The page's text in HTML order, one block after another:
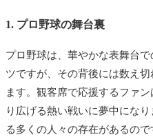
1. プロ野球の舞台裏
プロ野球は、華やかな表舞台
ツですが、その背後には数え
ます。観客席で応援するファ
り広げる熱い戦いに夢中にな
る多くの人々の存在があるの